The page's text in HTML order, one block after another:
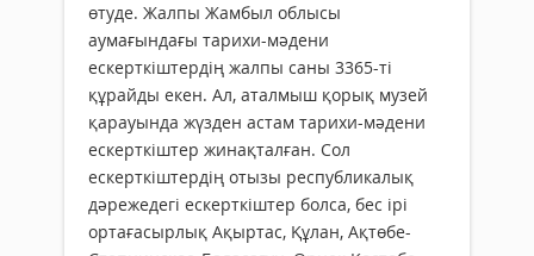
өтуде. Жалпы Жамбыл облысы
аумағындағы тарихи-мәдени
ескерткіштердің жалпы саны 3365-ті
құрайды екен. Ал, аталмыш қорық музей
қарауында жүзден астам тарихи-мәдени
ескерткіштер жинақталған. Сол
ескерткіштердің отызы республикалық
дәрежедегі ескерткіштер болса, бес ірі
ортағасырлық Ақыртас, Құлан, Ақтөбе-